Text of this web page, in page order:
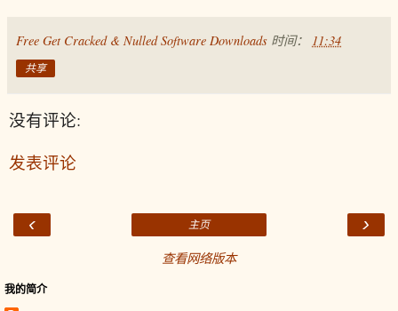
Free Get Cracked & Nulled Software Downloads 时间： 11:34
共享
没有评论:
发表评论
‹ ›
主页
查看网络版本
我的简介